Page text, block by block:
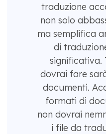
traduzione
non solo
ma semplifica
di
significativa.
dovrai fare
documenti.
formati di
non dovrai
i file da